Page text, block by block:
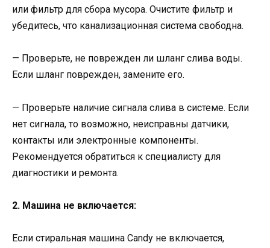
или фильтр для сбора мусора. Очистите фильтр и
убедитесь, что канализационная система свободна.
— Проверьте, не поврежден ли шланг слива воды.
Если шланг поврежден, замените его.
— Проверьте наличие сигнала слива в системе. Если
нет сигнала, то возможно, неисправны датчики,
контакты или электронные компоненты.
Рекомендуется обратиться к специалисту для
диагностики и ремонта.
2. Машина не включается:
Если стиральная машина Candy не включается,